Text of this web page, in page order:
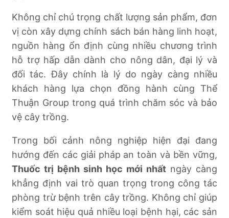
Không chỉ chú trọng chất lượng sản phẩm, đơn
vị còn xây dựng chính sách bán hàng linh hoạt,
nguồn hàng ổn định cùng nhiều chương trình
hỗ trợ hấp dẫn dành cho nông dân, đại lý và
đối tác. Đây chính là lý do ngày càng nhiều
khách hàng lựa chọn đồng hành cùng Thể
Thuận Group trong quá trình chăm sóc và bảo
vệ cây trồng.
Trong bối cảnh nông nghiệp hiện đại đang
hướng đến các giải pháp an toàn và bền vững,
Thuốc trị bệnh sinh học mới nhất ngày càng
khẳng định vai trò quan trọng trong công tác
phòng trừ bệnh trên cây trồng. Không chỉ giúp
kiểm soát hiệu quả nhiều loại bệnh hại, các sản